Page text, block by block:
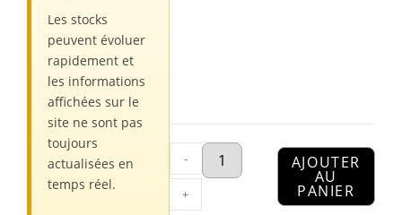
Les stocks
peuvent évoluer
rapidement et
les informations
affichées sur le
site ne sont pas
toujours
actualisées en
temps réel.
-
+
AJOUTER
AU
PANIER